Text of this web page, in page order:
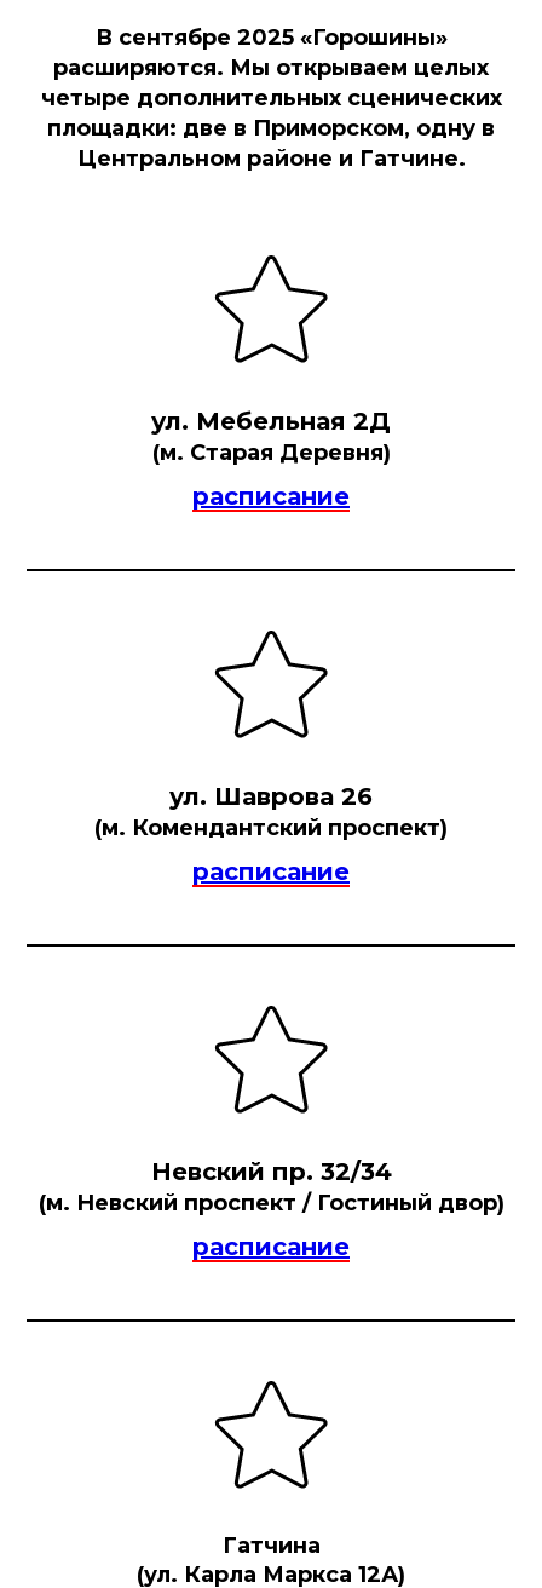
В сентябре 2025 «Горошины»
расширяются. Мы открываем целых
четыре дополнительных сценических
площадки: две в Приморском, одну в
Центральном районе и Гатчине.
ул. Мебельная 2Д
(м. Старая Деревня)
расписание
ул. Шаврова 26
(м. Комендантский проспект)
расписание
Невский пр. 32/34
(м. Невский проспект / Гостиный двор)
расписание
Гатчина
(ул. Карла Маркса 12А)